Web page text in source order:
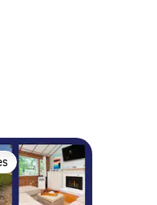
dos hóspedes